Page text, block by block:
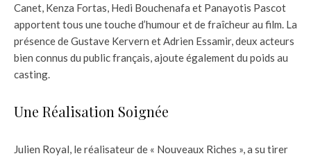
Canet, Kenza Fortas, Hedi Bouchenafa et Panayotis Pascot
apportent tous une touche d’humour et de fraîcheur au film. La
présence de Gustave Kervern et Adrien Essamir, deux acteurs
bien connus du public français, ajoute également du poids au
casting.
Une Réalisation Soignée
Julien Royal, le réalisateur de « Nouveaux Riches », a su tirer